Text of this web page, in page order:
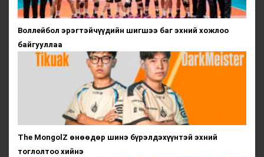
Воллейбол эрэгтэйчүүдийн шигшээ баг эхний хожлоо
байгууллаа
The MongolZ өнөөдөр шинэ бүрэлдэхүүнтэй эхний
тоглолтоо хийнэ